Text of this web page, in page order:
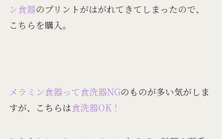
ン食器のプリントがはがれてきてしまったので、
こちらを購入。
メラミン食器って食洗器NGのものが多い気がしま
すが、こちらは食洗器OK！